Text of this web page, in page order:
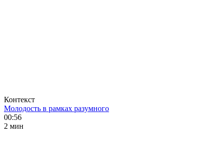
Контекст
Молодость в рамках разумного
00:56
2 мин